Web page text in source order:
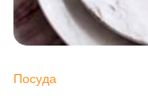
Посуда